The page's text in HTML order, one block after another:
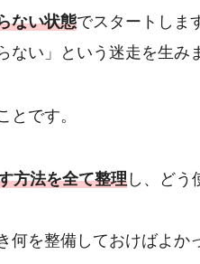
ない状態でスタートしま
い」という迷走を生み
です。
方法を全て整理し、どう
何を整備しておけばよか